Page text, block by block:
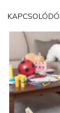
KAPCSOLÓDÓ